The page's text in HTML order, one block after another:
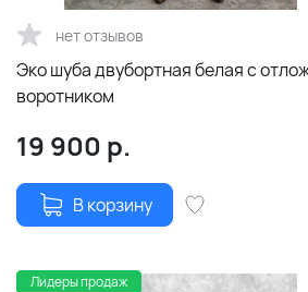
нет отзывов
Эко шуба двубортная белая с
воротником
19 900 р.
В корзину
Лидеры продаж